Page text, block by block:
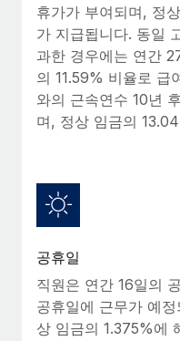
법인 설립
법인 설립을 빠르고 준법
글로벌 인재 이동 및
직원 해외 이전을 간편하
계약자 관리
세금
블로그 둘러보기
Remote 제품 관련 소
Remote Contractor
장 적합 사람을 찾아 채용
입니다. 이를 위해 최근 몇
자세히 알아보기
휴가가 부여되며, 정
가 지급됩니다. 동일
과한 경우에는 연간
의 11.59% 비율로 급
와의 근속연수 10년
며, 정상 임금의
공휴일
직원은 연간 16일의
공휴일에 근무가 예
상 임금의 1.375%에